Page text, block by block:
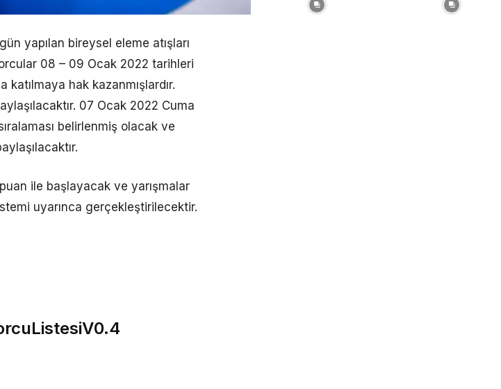
yapılan bireysel eleme atışları
08 – 09 Ocak 2022 tarihleri
katılmaya hak kazanmışlardır.
07 Ocak 2022 Cuma
belirlenmiş olacak ve
puan ile başlayacak ve yarışmalar
uyarınca gerçekleştirilecektir.